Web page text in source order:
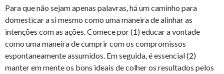
Para que não sejam apenas palavras, há um caminho para
domesticar a si mesmo como uma maneira de alinhar as
intenções com as ações. Comece por (1) educar a vontade
como uma maneira de cumprir com os compromissos
espontaneamente assumidos. Em seguida, é essencial (2)
manter em mente os bons ideais de colher os resultados pelos